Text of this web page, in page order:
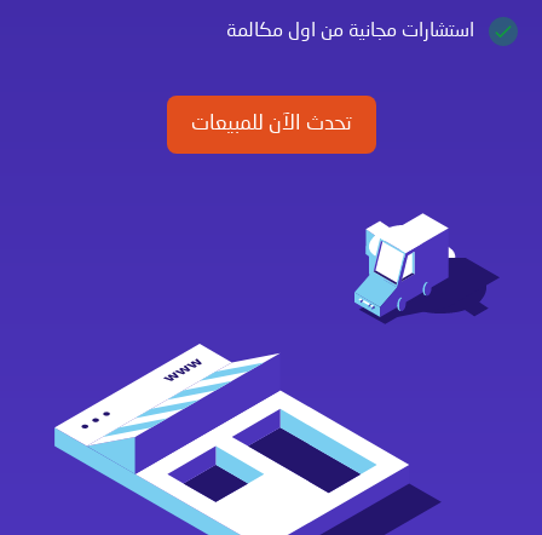
استشارات مجانية من اول مكالمة
تحدث الآن للمبيعات